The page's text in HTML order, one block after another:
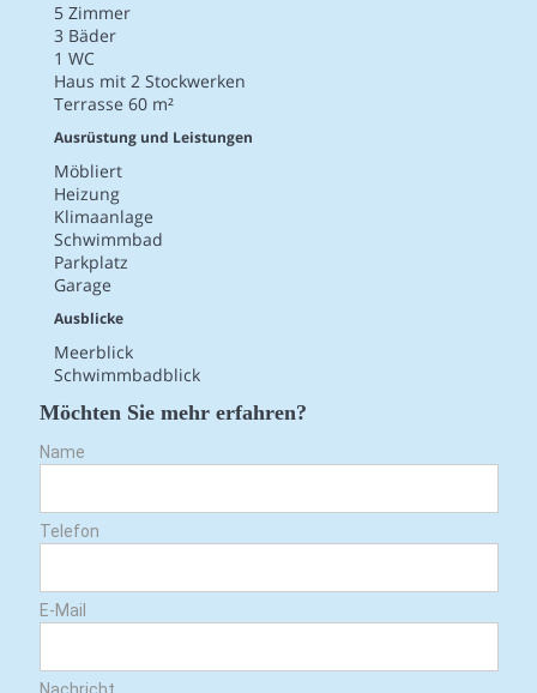
5 Zimmer
3 Bäder
1 WC
Haus mit 2 Stockwerken
Terrasse 60 m²
Ausrüstung und Leistungen
Möbliert
Heizung
Klimaanlage
Schwimmbad
Parkplatz
Garage
Ausblicke
Meerblick
Schwimmbadblick
Möchten Sie mehr erfahren?
Name
Telefon
E-Mail